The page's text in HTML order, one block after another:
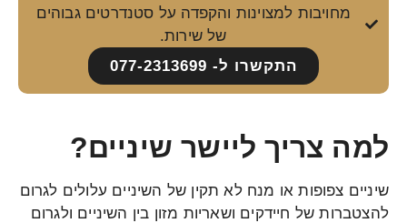
מחויבות למצוינות והקפדה על סטנדרטים גבוהים
של שירות.
התקשרו ל- 077-2313699
למה צריך ליישר שיניים?
שיניים צפופות או מנח לא תקין של השיניים עלולים לגרום
להצטברות של חיידקים ושאריות מזון בין השיניים ולגרום